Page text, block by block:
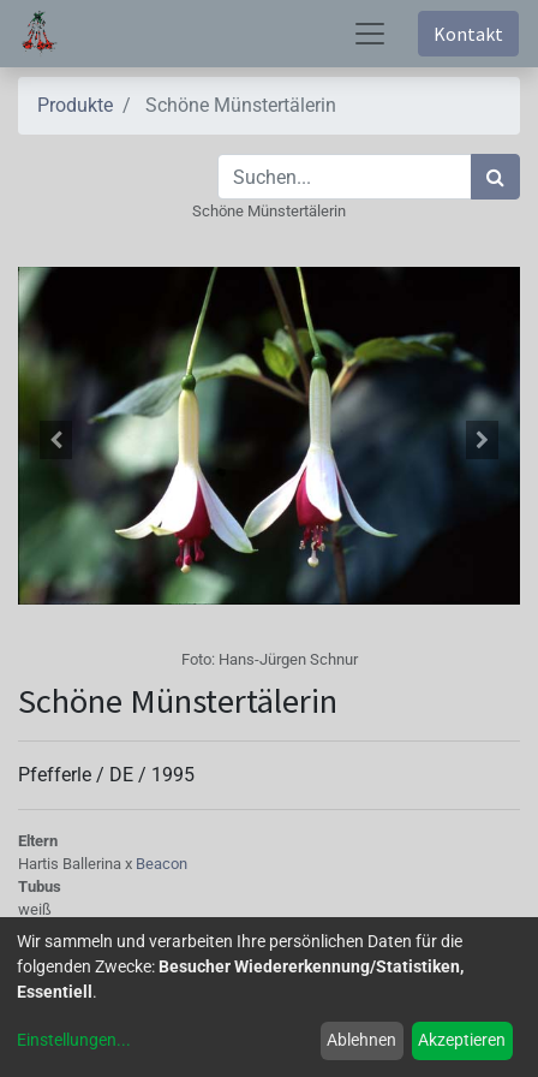
Kontakt
Produkte Schöne Münstertälerin
Schöne Münstertälerin
Foto: Hans-Jürgen Schnur
Schöne Münstertälerin
Pfefferle / DE / 1995
Eltern
Hartis Ballerina x Beacon
Tubus
weiß
Sepalen
weiß
Korolle/Petalen
hellrot
einfach, mittelgross
Wir sammeln und verarbeiten Ihre persönlichen Daten für die
folgenden Zwecke: Besucher Wiedererkennung/Statistiken,
Essentiell .
Einstellungen... Ablehnen Akzeptieren